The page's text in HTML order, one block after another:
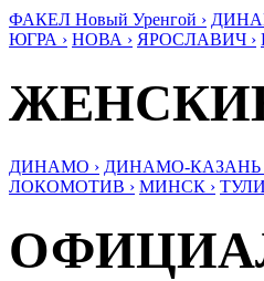
ФАКЕЛ Новый Уренгой ›
ЮГРА › НОВА › ЯРОСЛАВИЧ ›
ДИНАМО › ДИНАМО-КАЗАНЬ
ЛОКОМОТИВ › МИНСК ›